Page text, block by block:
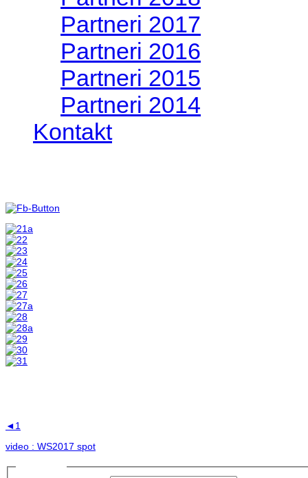
Partneri 2017
Partneri 2016
Partneri 2015
Partneri 2014
Kontakt
◄1
video : WS2017 spot